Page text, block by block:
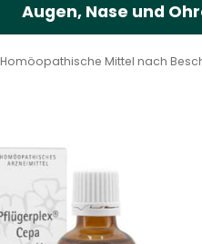
Augen, Nase und
Homöopathische Mittel nach